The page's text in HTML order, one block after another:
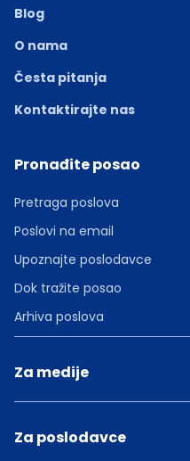
Blog
O nama
Česta pitanja
Kontaktirajte nas
Pronađite posao
Pretraga poslova
Poslovi na email
Upoznajte poslodavce
Dok tražite posao
Arhiva poslova
Za medije
Za poslodavce